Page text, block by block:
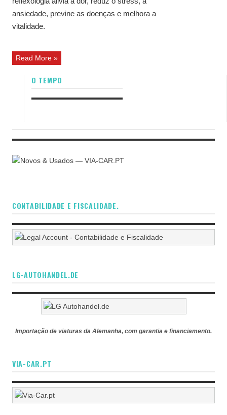
ansiedade, previne as doenças e melhora a
vitalidade.
Read More »
O TEMPO
CONTABILIDADE E FISCALIDADE.
LG-AUTOHANDEL.DE
Importação de viaturas da Alemanha, com garantia e financiamento.
VIA-CAR.PT